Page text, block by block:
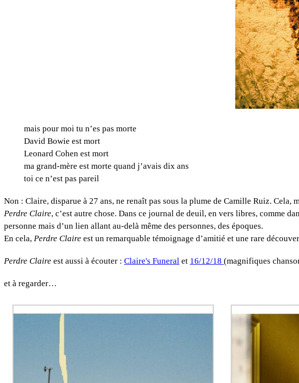
mais pour moi tu n’es pas morte
David Bowie est mort
Leonard Cohen est mort
ma grand-mère est morte quand j’avais dix ans
toi ce n’est pas pareil
Non : Claire, disparue à 27 ans, ne renaît pas sous la plume de Camille Ruiz.
Perdre Claire, c’est autre chose. Dans ce journal de deuil, en vers libres, comme
personne mais d’un lien allant au-delà même des personnes, des époques.
En cela, Perdre Claire est un remarquable témoignage d’amitié et une rare
Perdre Claire est aussi à écouter : Claire's Funeral et 16/12/18 (magnifiques
et à regarder…